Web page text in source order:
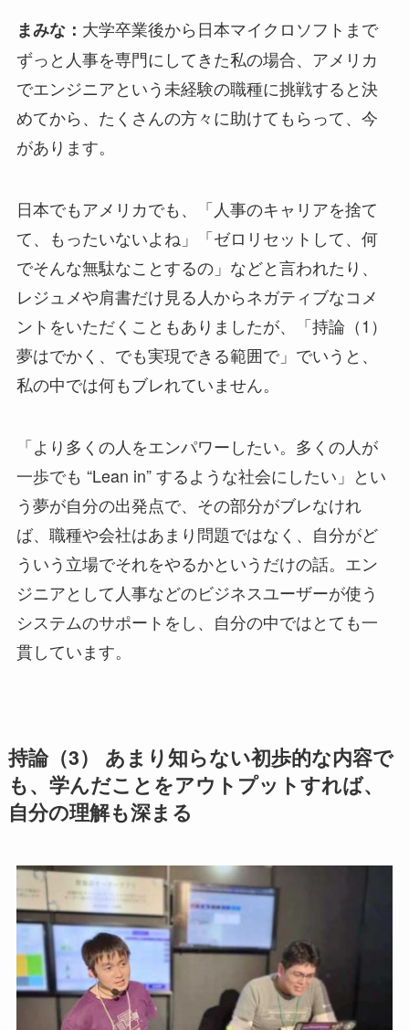
まみな： 大学卒業後から日本マイクロソフトまで
ずっと人事を専門にしてきた私の場合、アメリカ
でエンジニアという未経験の職種に挑戦すると決
めてから、たくさんの方々に助けてもらって、今
があります。
日本でもアメリカでも、「人事のキャリアを捨て
て、もったいないよね」「ゼロリセットして、何
でそんな無駄なことするの」などと言われたり、
レジュメや肩書だけ見る人からネガティブなコメ
ントをいただくこともありましたが、「持論（1）
夢はでかく、でも実現できる範囲で」でいうと、
私の中では何もブレれていません。
「より多くの人をエンパワーしたい。多くの人が
一歩でも “Lean in” するような社会にしたい」とい
う夢が自分の出発点で、その部分がブレなけれ
ば、職種や会社はあまり問題ではなく、自分がど
ういう立場でそれをやるかというだけの話。エン
ジニアとして人事などのビジネスユーザーが使う
システムのサポートをし、自分の中ではとても一
貫しています。
持論（3） あまり知らない初歩的な内容で
も、​学んだことをアウトプットすれば、​
自分の理解も深まる​